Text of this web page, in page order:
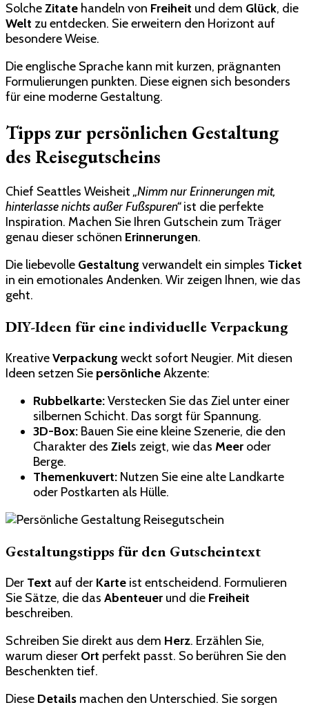
SolcheZitate handeln von Freiheit und dem Glück, die
Welt zu entdecken. Sie erweitern den Horizont auf
besondere Weise.
Die englische Sprache kann mit kurzen, prägnanten
Formulierungen punkten. Diese eignen sich besonders
für eine moderne Gestaltung.
Tipps zur persönlichen Gestaltung
des Reisegutscheins
Chief Seattles Weisheit „Nimm nur Erinnerungen mit,
hinterlasse nichts außer Fußspuren“ist die perfekte
Inspiration. Machen Sie Ihren Gutschein zum Träger
genau dieser schönen Erinnerungen.
Die liebevolle Gestaltung verwandelt ein simples Ticket
in ein emotionales Andenken. Wir zeigen Ihnen, wie das
geht.
DIY-Ideen für eine individuelle Verpackung
KreativeVerpackung weckt sofort Neugier. Mit diesen
Ideen setzen Sie persönlicheAkzente:
Rubbelkarte:Verstecken Sie das Ziel unter einer
silbernen Schicht. Das sorgt für Spannung.
3D-Box: Bauen Sie eine kleine Szenerie, die den
Charakter des Ziels zeigt, wie das Meer oder
Berge.
Themenkuvert: Nutzen Sie eine alte Landkarte
oder Postkarten als Hülle.
Gestaltungstipps für den Gutscheintext
Der Text auf der Karte ist entscheidend. Formulieren
Sie Sätze, die das Abenteuer und die Freiheit
beschreiben.
Schreiben Sie direkt aus dem Herz. Erzählen Sie,
warum dieser Ort perfekt passt. So berühren Sie den
Beschenkten tief.
Diese Details machen den Unterschied. Sie sorgen